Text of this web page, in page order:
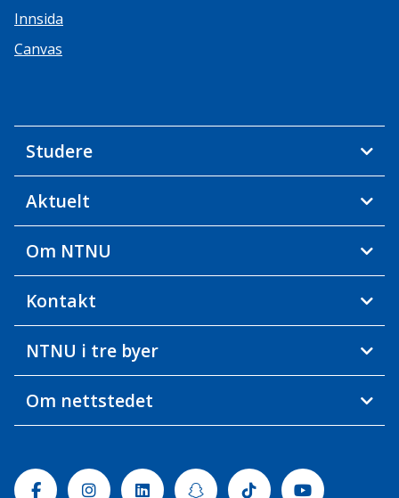
Innsida
Canvas
Studere
Aktuelt
Om NTNU
Kontakt
NTNU i tre byer
Om nettstedet
FacebookInstagramLinkedinSnapchatTiktok Youtube